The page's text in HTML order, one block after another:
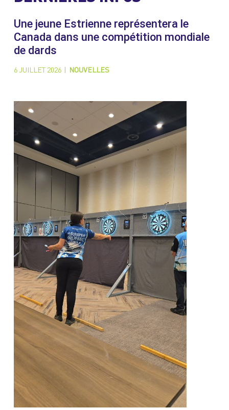
Une jeune Estrienne représentera le
Canada dans une compétition mondiale
de dards
6 JUILLET 2026 NOUVELLES